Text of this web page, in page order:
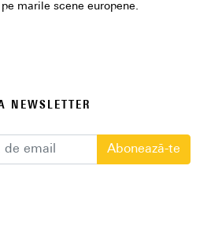
marile scene europene.
NEWSLETTER
Abonează-te